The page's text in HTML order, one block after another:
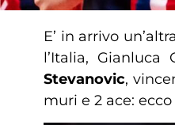
E’ in arrivo
l’Italia,
Stevanovic,
muri e 2 ace: